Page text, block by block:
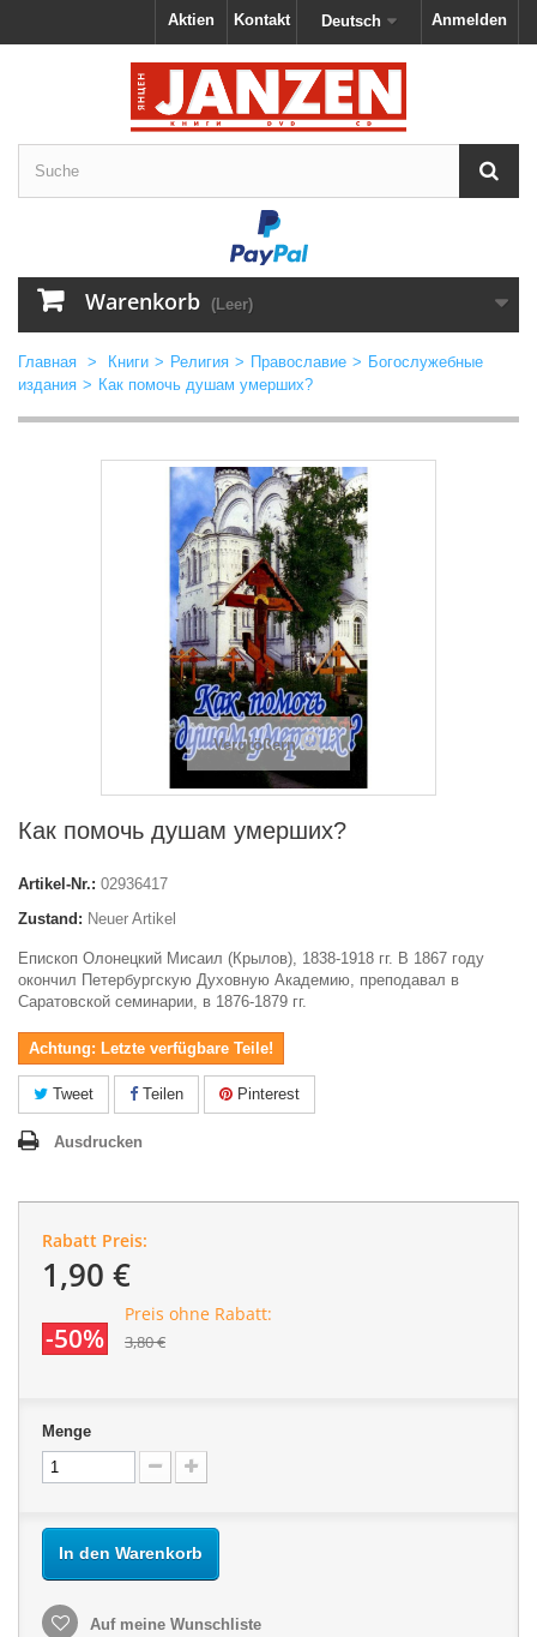
Anmelden
Deutsch
Kontakt
Aktien
Warenkorb (Leer)
Главная > Книги > Религия > Православие > Богослужебные
издания > Как помочь душам умерших?
Vergrößern
Как помочь душам умерших?
Artikel-Nr.: 02936417
Zustand: Neuer Artikel
Епископ Олонецкий Мисаил (Крылов), 1838-1918 гг. В 1867 году
окончил Петербургскую Духовную Академию, преподавал в
Саратовской семинарии, в 1876-1879 гг.
Achtung: Letzte verfügbare Teile!
Tweet Teilen Pinterest
Ausdrucken
Rabatt Preis:
1,90 €
-50%
Preis ohne Rabatt:
3,80 €
Menge
In den Warenkorb
Auf meine Wunschliste